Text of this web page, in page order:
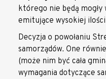
którego nie będą mogły
emitujące wysokiej
Decyzja o powołaniu
samorządów. One
(może nim być cała
wymagania dotyczące